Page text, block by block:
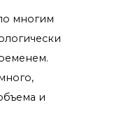
многим
и